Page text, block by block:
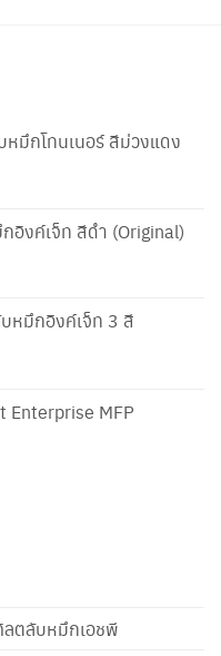
มึกโทนเนอร์ สีม่วงแดง
อิงค์เจ็ท สีดำ (Original)
หมึกอิงค์เจ็ท 3 สี
Enterprise MFP
ลตลับหมึกเอชพี